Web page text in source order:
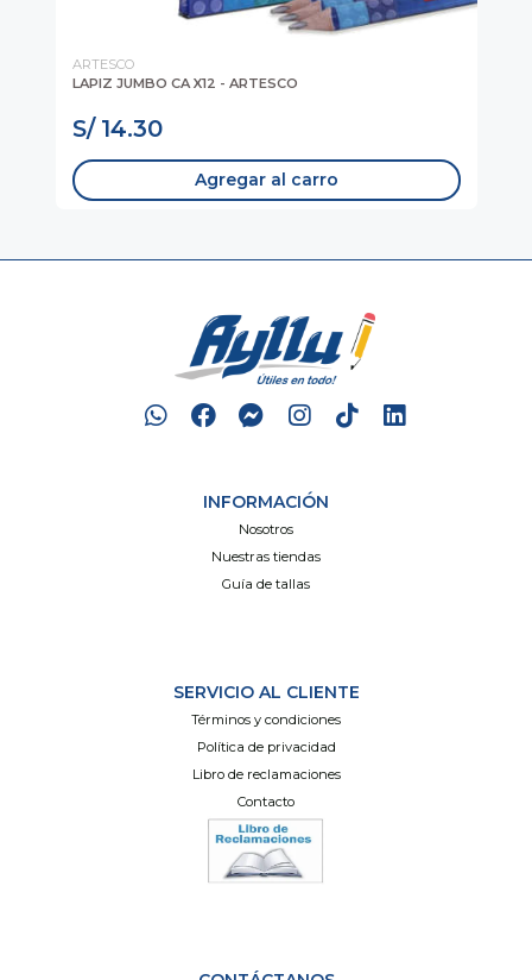
ARTESCO
LAPIZ JUMBO CA X12 - ARTESCO
S/ 14.30
Agregar al carro
INFORMACIÓN
Nosotros
Nuestras tiendas
Guía de tallas
SERVICIO AL CLIENTE
Términos y condiciones
Política de privacidad
Libro de reclamaciones
Contacto